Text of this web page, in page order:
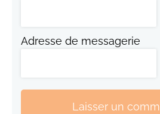
Adresse de messagerie
Laisser un